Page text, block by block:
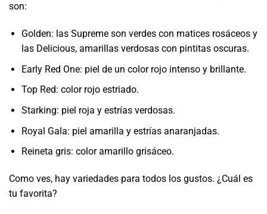
son:
Golden: las Supreme son verdes con matices rosáceos y
las Delicious, amarillas verdosas con pintitas oscuras.
Early Red One: piel de un color rojo intenso y brillante.
Top Red: color rojo estriado.
Starking: piel roja y estrías verdosas.
Royal Gala: piel amarilla y estrías anaranjadas.
Reineta gris: color amarillo grisáceo.
Como ves, hay variedades para todos los gustos. ¿Cuál es
tu favorita?